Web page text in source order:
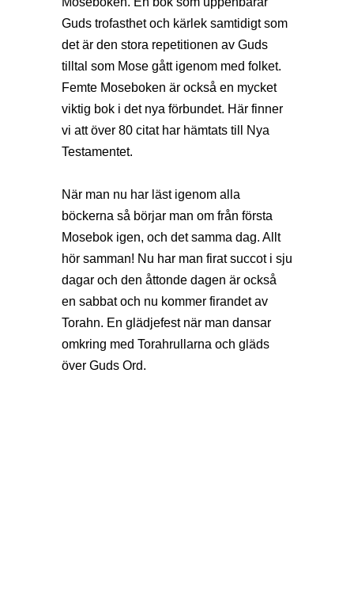
Guds trofasthet och kärlek samtidigt som
det är den stora repetitionen av Guds
tilltal som Mose gått igenom med folket.
Femte Moseboken är också en mycket
viktig bok i det nya förbundet. Här finner
vi att över 80 citat har hämtats till Nya
Testamentet.
När man nu har läst igenom alla
böckerna så börjar man om från första
Mosebok igen, och det samma dag. Allt
hör samman! Nu har man firat succot i sju
dagar och den åttonde dagen är också
en sabbat och nu kommer firandet av
Torahn. En glädjefest när man dansar
omkring med Torahrullarna och gläds
över Guds Ord.